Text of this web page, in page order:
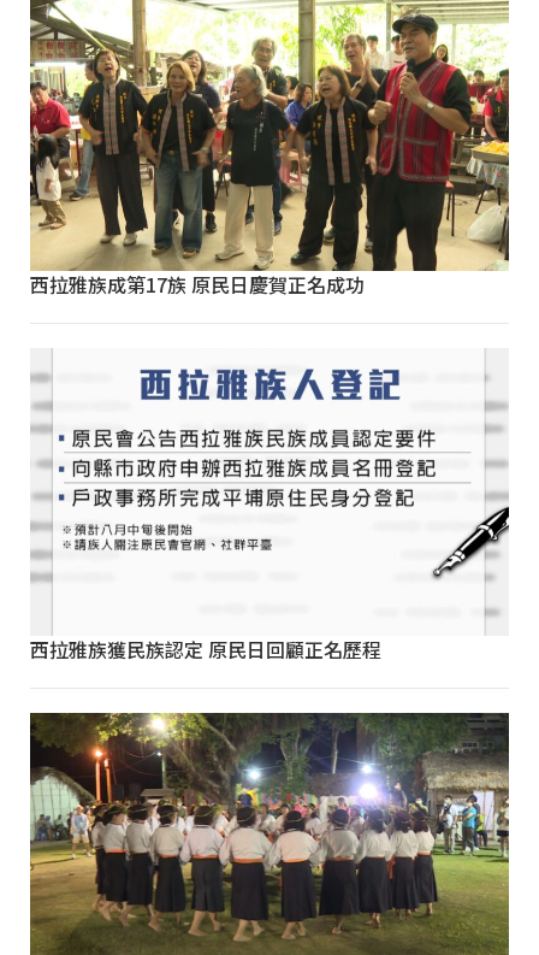
西拉雅族成第17族 原民日慶賀正名成功
西拉雅族獲民族認定 原民日回顧正名歷程